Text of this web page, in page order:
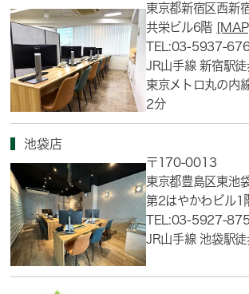
東京都新宿区西新
共栄ビル6階
TEL:03-5937-
JR山手線 新宿駅
東京メトロ丸の内
2分
池袋店
〒170-0013
東京都豊島区東池
第2はやかわビル1
TEL:03-5927-
JR山手線 池袋駅